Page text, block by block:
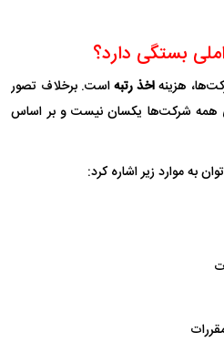
بستگی دارد؟
هزینهاخذ رتبهاست. برخلاف تصور
همه شرکت‌ها یکسان نیست و بر اساس
به موارد زیر اشاره کرد: